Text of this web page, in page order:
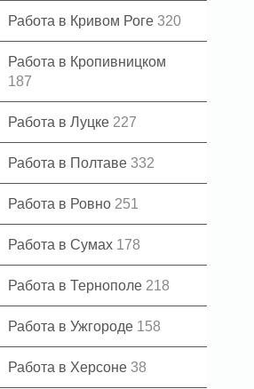
Работа в Кривом Роге 320
Работа в Кропивницком
187
Работа в Луцке 227
Работа в Полтаве 332
Работа в Ровно 251
Работа в Сумах 178
Работа в Тернополе 218
Работа в Ужгороде 158
Работа в Херсоне 38